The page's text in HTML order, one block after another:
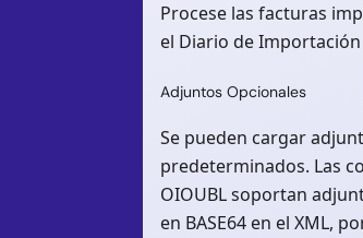
Procese las facturas
el Diario de
Adjuntos Opcionales
Se pueden cargar
predeterminados. Las
OIOUBL soportan
en BASE64 en el XML,